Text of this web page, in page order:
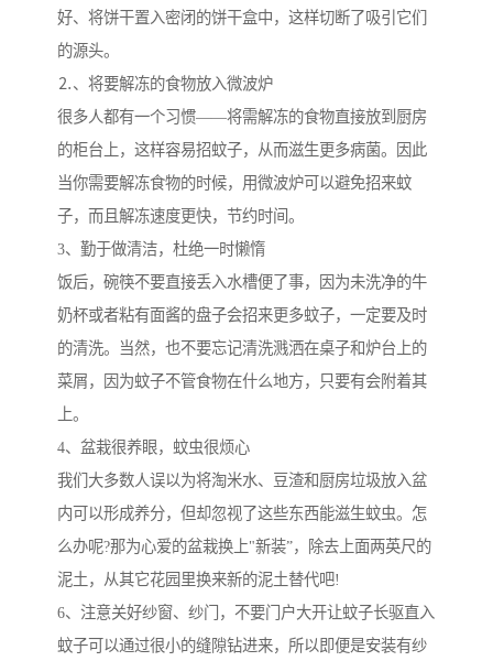
好、将饼干置入密闭的饼干盒中，这样切断了吸引它们
的源头。
⒉、将要解冻的食物放入微波炉
很多人都有一个习惯——将需解冻的食物直接放到厨房
的柜台上，这样容易招蚊子，从而滋生更多病菌。因此
当你需要解冻食物的时候，用微波炉可以避免招来蚊
子，而且解冻速度更快，节约时间。
3、勤于做清洁，杜绝一时懒惰
饭后，碗筷不要直接丢入水槽便了事，因为未洗净的牛
奶杯或者粘有面酱的盘子会招来更多蚊子，一定要及时
的清洗。当然，也不要忘记清洗溅洒在桌子和炉台上的
菜屑，因为蚊子不管食物在什么地方，只要有会附着其
上。
4、盆栽很养眼，蚊虫很烦心
我们大多数人误以为将淘米水、豆渣和厨房垃圾放入盆
内可以形成养分，但却忽视了这些东西能滋生蚊虫。怎
么办呢?那为心爱的盆栽换上"新装”，除去上面两英尺的
泥土，从其它花园里换来新的泥土替代吧!
6、注意关好纱窗、纱门，不要门户大开让蚊子长驱直入
蚊子可以通过很小的缝隙钻进来，所以即便是安装有纱